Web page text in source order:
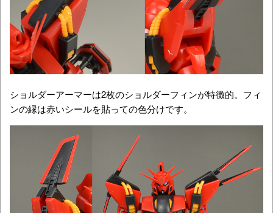
ショルダーアーマーは2枚のショルダーフィンが特徴的。フィ
ンの縁は赤いシールを貼っての色分けです。